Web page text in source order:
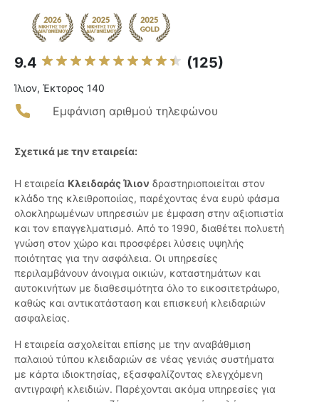
9.4 (125)
Ίλιον, Έκτορος 140
Εμφάνιση αριθμού τηλεφώνου
Σχετικά με την εταιρεία:
Η εταιρεία Κλειδαράς Ίλιον δραστηριοποιείται στον
κλάδο της κλειθροποιίας, παρέχοντας ένα ευρύ φάσμα
ολοκληρωμένων υπηρεσιών με έμφαση στην αξιοπιστία
και τον επαγγελματισμό. Από το 1990, διαθέτει πολυετή
γνώση στον χώρο και προσφέρει λύσεις υψηλής
ποιότητας για την ασφάλεια. Οι υπηρεσίες
περιλαμβάνουν άνοιγμα οικιών, καταστημάτων και
αυτοκινήτων με διαθεσιμότητα όλο το εικοσιτετράωρο,
καθώς και αντικατάσταση και επισκευή κλειδαριών
ασφαλείας.
Η εταιρεία ασχολείται επίσης με την αναβάθμιση
παλαιού τύπου κλειδαριών σε νέας γενιάς συστήματα
με κάρτα ιδιοκτησίας, εξασφαλίζοντας ελεγχόμενη
αντιγραφή κλειδιών. Παρέχονται ακόμα υπηρεσίες για